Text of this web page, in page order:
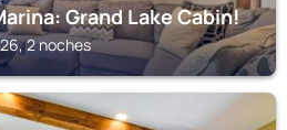
Grand Lake Cabin!
2 noches